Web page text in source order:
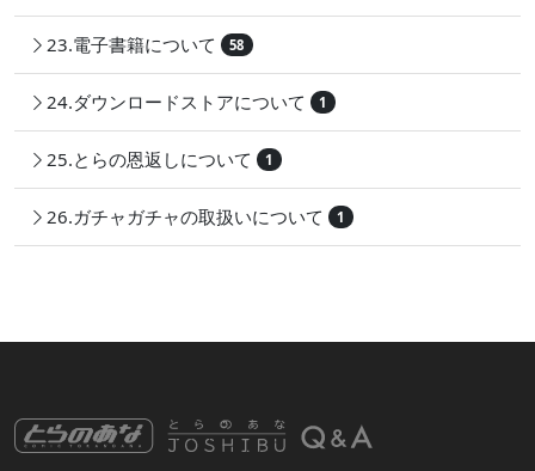
23.電子書籍について 58
24.ダウンロードストアについて 1
25.とらの恩返しについて 1
26.ガチャガチャの取扱いについて 1